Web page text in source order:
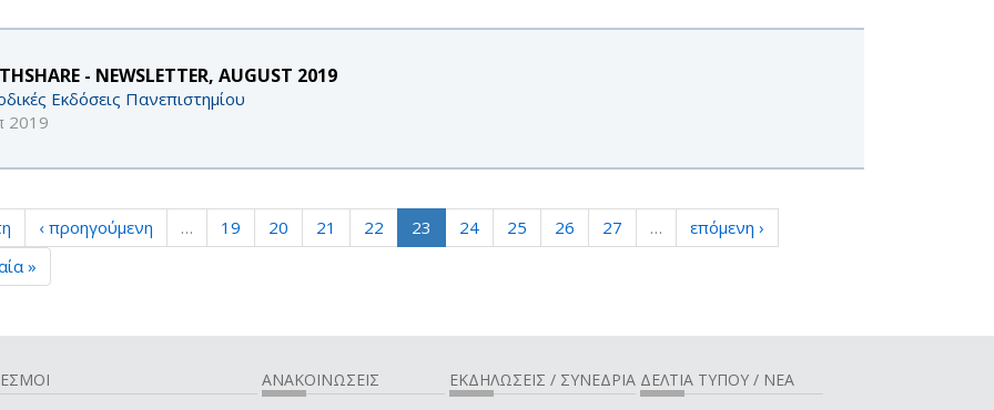
- NEWSLETTER, AUGUST 2019
Εκδόσεις Πανεπιστημίου
2019
‹ προηγούμενη … 19 20 21 22 23 24 25 26 27 …
επόμενη ›
»
ΑΝΑΚΟΙΝΩΣΕΙΣ ΕΚΔΗΛΩΣΕΙΣ / ΣΥΝΕΔΡΙΑ ΔΕΛΤΙΑ ΤΥΠΟΥ / ΝΕΑ